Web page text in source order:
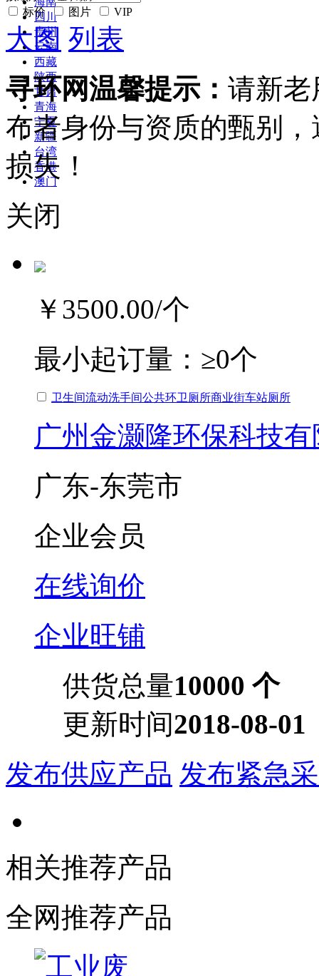
四川
贵州
云南
西藏
陕西
甘肃
青海
宁夏
新疆
台湾
香港
澳门
标价
图片 VIP
大图 列表
寻环网温馨提示： 请新老
布者身份与资质的甄别
损失！
关闭
￥3500.00/个
最小起订量： ≥0个
卫生间流动洗手间公共环卫厕所商业街车站厕所
广州金灏隆环保科技
广东-东莞市
企业会员
在线询价
企业旺铺
供货总量10000 个
更新时间2018-08-01
发布供应产品 发布紧急
相关推荐产品
全网推荐产品